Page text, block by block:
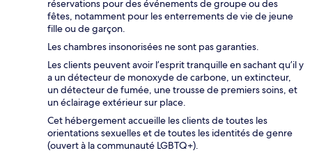
réservations pour des événements de groupe ou des
fêtes, notamment pour les enterrements de vie de jeune
fille ou de garçon.
Les chambres insonorisées ne sont pas garanties.
Les clients peuvent avoir l’esprit tranquille en sachant qu’il y
a un détecteur de monoxyde de carbone, un extincteur,
un détecteur de fumée, une trousse de premiers soins, et
un éclairage extérieur sur place.
Cet hébergement accueille les clients de toutes les
orientations sexuelles et de toutes les identités de genre
(ouvert à la communauté LGBTQ+).